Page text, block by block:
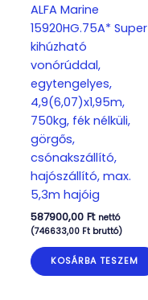
ALFA Marine
15920HG.75A* Super
kihúzható
vonórúddal,
egytengelyes,
4,9(6,07)x1,95m,
750kg, fék nélküli,
görgős,
csónakszállító,
hajószállító, max.
5,3m hajóig
587900,00 Ft nettó
(746633,00 Ftbruttó)
KOSÁRBA TESZEM